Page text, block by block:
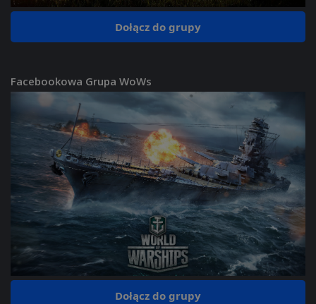
Dołącz do grupy
Facebookowa Grupa WoWs
Dołącz do grupy